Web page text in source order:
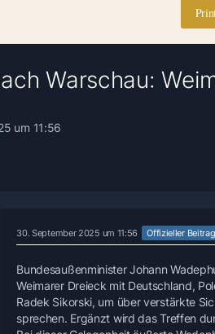
Warschau:
um 11:56
30. September 2025 um 11:56 Offizieller Beitrag
Bundesaußenminister Johann
Weimarer Dreieck mit Deutschland,
Radek Sikorski, um über verstärkte
sprechen. Ergänzt wird das Treffen